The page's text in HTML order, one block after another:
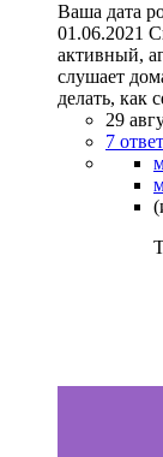
Ваша дата
01.06.2021
активный,
слушает
делать, как
29
7